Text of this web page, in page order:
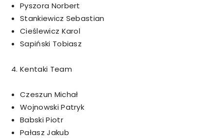
Pyszora Norbert
Stankiewicz Sebastian
Cieślewicz Karol
Sapiński Tobiasz
Kentaki Team
Czeszun Michał
Wojnowski Patryk
Babski Piotr
Pałasz Jakub